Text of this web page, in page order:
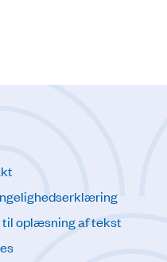
til oplæsning af tekst